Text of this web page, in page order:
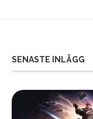
SENASTE INLÄGG